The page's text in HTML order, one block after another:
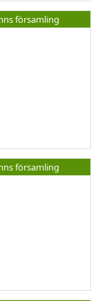
församling
församling